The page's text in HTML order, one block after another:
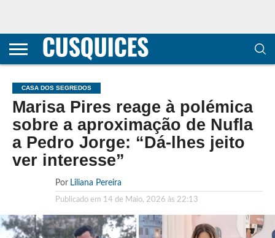
CONTACTOS
HOME
POLÍTICA DE
E COOKIES
SOBRE
TERMOS E
TRANSPARÊNCIA
METODOLOGIA
CASA DOS SEGREDOS
Marisa Pires reage à polémica
sobre a aproximação de Nufla
a Pedro Jorge: “Dá-lhes jeito
ver interesse”
Por Liliana Pereira
Publicado em 14 de Maio, 2026 às 22:13